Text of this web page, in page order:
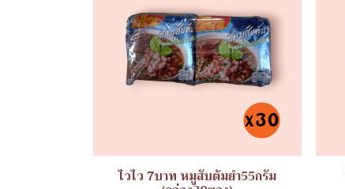
ไวไว 7บาท หมูสับต้มยำ55กรัม